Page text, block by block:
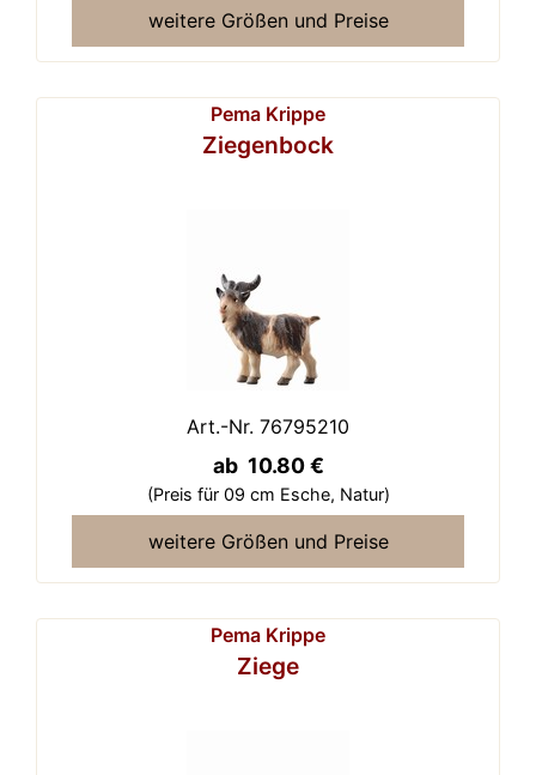
weitere Größen und Preise
Pema Krippe
Ziegenbock
Art.-Nr. 76795210
ab 10.80 €
(Preis für 09 cm Esche, Natur)
weitere Größen und Preise
Pema Krippe
Ziege